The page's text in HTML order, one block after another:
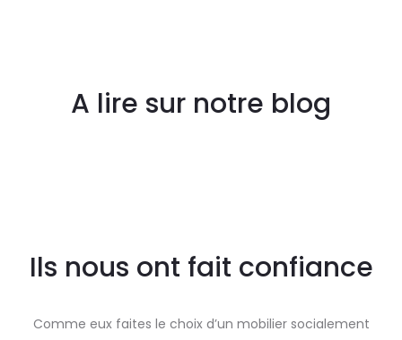
A lire sur notre blog
Ils nous ont fait confiance
Comme eux faites le choix d’un mobilier socialement